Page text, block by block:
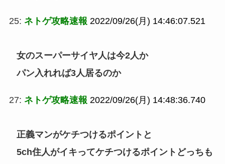
25: ネトゲ攻略速報 2022/09/26(月) 14:46:07.521
女のスーパーサイヤ人は今2人か
パン入れれば3人居るのか
27: ネトゲ攻略速報 2022/09/26(月) 14:48:36.740
正義マンがケチつけるポイントと
5ch住人がイキってケチつけるポイントどっちも